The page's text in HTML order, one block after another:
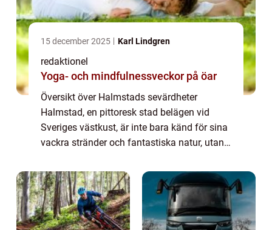
15 december 2025 Karl Lindgren
redaktionel
Yoga- och mindfulnessveckor på öar
Översikt över Halmstads sevärdheter
Halmstad, en pittoresk stad belägen vid
Sveriges västkust, är inte bara känd för sina
vackra stränder och fantastiska natur, utan
sevärdheter. Oavsett om du är en besökare
som är...